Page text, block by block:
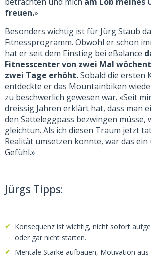
freuen.»
Besonders wichtig ist für Jürg Staub
Fitnessprogramm. Obwohl er schon
hat er seit dem Einstieg bei eBalance
Fitnesscenter von zwei Mal
zwei Tage erhöht.Sobald die ersten
entdeckte er das Mountainbiken
zu beschwerlich gewesen war. «Seit
dreissig Jahren erklärt hat, dass man
den Satteleggpass bezwingen müsse,
gleichtun. Als ich diesen Traum jetzt
Realität umsetzen konnte, war das
Gefühl.»
Jürgs Tipps:
Konsequenz ist wichtig, nicht sofort
oder gar nicht starten.
Mentale Stärke aufbauen, Motivation aus